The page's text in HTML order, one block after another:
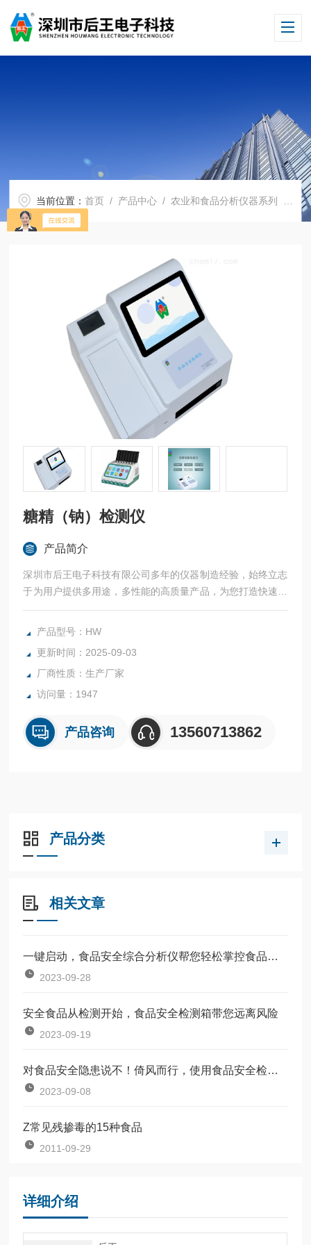
当前位置：首页 / 产品中心 / 农业和食品分析仪器系列 食
糖精（钠）检测仪
产品简介
深圳市后王电子科技有限公司多年的仪器制造经验，始终立志
于为用户提供多用途，多性能的高质量产品，为您打造快速，
准确，物超所值的**。
量检测食品中糖精（钠）是否超标。
产品型号：HW
更新时间：2025-09-03
厂商性质：生产厂家
访问量：1947
产品咨询 13560713862
产品分类
相关文章
一键启动，食品安全综合分析仪帮您轻松掌控食品质量
2023-09-28
安全食品从检测开始，食品安全检测箱带您远离风险
2023-09-19
对食品安全隐患说不！倚风而行，使用食品安全检测仪
2023-09-08
Z常见残掺毒的15种食品
2011-09-29
详细介绍